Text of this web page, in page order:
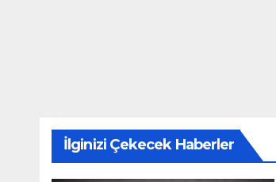
İlginizi Çekecek Haberler